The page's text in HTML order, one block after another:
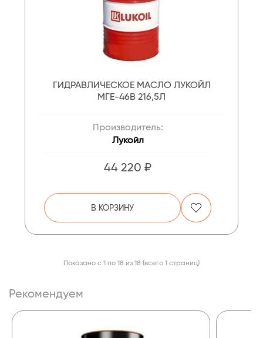
ГИДРАВЛИЧЕСКОЕ МАСЛО ЛУКОЙЛ
МГЕ-46В 216,5Л
Производитель:
Лукойл
44 220 ₽
В КОРЗИНУ
Показано с 1 по 18 из 18 (всего 1 страниц)
Рекомендуем